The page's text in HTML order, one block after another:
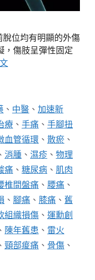
位均有明顯的外傷
，傷肢呈彈性固定
、 中醫 、加速新
療 、 手痛 、 手腳扭
血管循環 、 散瘀 、
消腫 、 濕疹 、 物理
痛 、 糖尿病 、 肌肉
椎間盤痛 、 腰痛 、
、 腳痛 、 膝痛 、 舊
組織損傷 、 運勳創
陳年舊患 、 雷火
頸部痠痛 、 骨傷 、